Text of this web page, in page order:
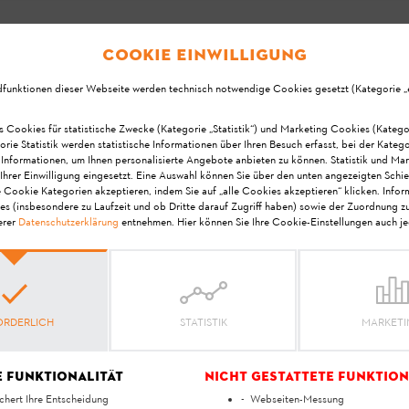
versetzte Heimfahren (Korridor)?
Heimfahren einschalten sowie eine externe
Suchschleifen unterstützen Ihren iMOW® beim Finden von Gassen,
ist ein Mulchmäher. Beim Mulchen werden die Grashalme nach
in die Grasnarbe zurück, wo sie liegen bleiben und verrotten.
iMOW®?
Hindernisse, die der Mähroboter nicht berühren darf, z.B.
die nicht ausreichend stabil sind,um Hindernisse, die zu
Cookie Einwilligung
dieser Webseite werden technisch notwendige Cookies gesetzt (Kategorie
Cookies für statistische Zwecke (Kategorie „Statistik“) und Marketing Cookies
Statistik werden statistische Informationen über Ihren Besuch erfasst, bei der
um Ihnen personalisierte Angebote anbieten zu können. Statistik und
Einwilligung eingesetzt. Eine Auswahl können Sie über den unten angezeigten
Kategorien akzeptieren, indem Sie auf „alle Cookies akzeptieren“ klicken.
(insbesondere zu Laufzeit und ob Dritte darauf Zugriff haben) sowie der Zuordnung
Datenschutzerklärung entnehmen. Hier können Sie Ihre Cookie-Einstellungen auch
STATISTIK
Funktionalität
Ihre Entscheidung
Nicht gestattete
Webseiten-Messung